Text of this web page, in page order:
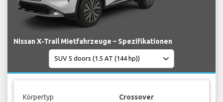
Nissan X-Trail Mietfahrzeuge – Spezifikationen
Körpertyp Crossover